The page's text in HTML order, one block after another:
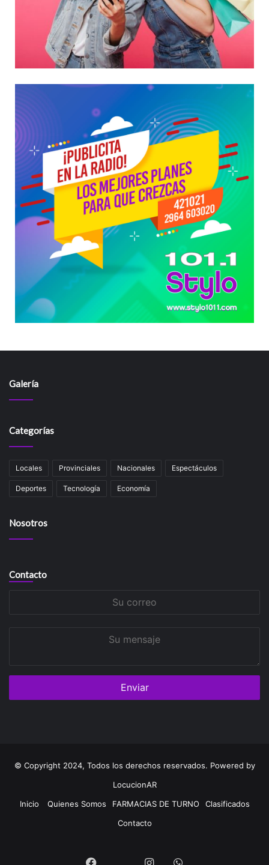
Galería
Categorías
Locales Provinciales Nacionales Espectáculos
Deportes Tecnología Economía
Nosotros
Contacto
© Copyright 2024, Todos los derechos reservados. Powered by
LocucionAR
Inicio
Quienes Somos FARMACIAS DE TURNO
Clasificados
Contacto
Facebook InstagramWhatsapp